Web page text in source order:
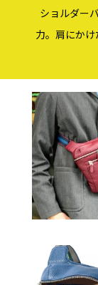
ショルダー
力。肩にか